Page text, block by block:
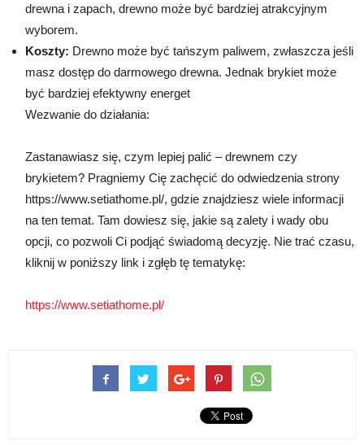
drewna i zapach, drewno może być bardziej atrakcyjnym
wyborem.
Koszty: Drewno może być tańszym paliwem, zwłaszcza jeśli
masz dostęp do darmowego drewna. Jednak brykiet może
być bardziej efektywny energet
Wezwanie do działania:
Zastanawiasz się, czym lepiej palić – drewnem czy
brykietem? Pragniemy Cię zachęcić do odwiedzenia strony
https://www.setiathome.pl/, gdzie znajdziesz wiele informacji
na ten temat. Tam dowiesz się, jakie są zalety i wady obu
opcji, co pozwoli Ci podjąć świadomą decyzję. Nie trać czasu,
kliknij w poniższy link i zgłęb tę tematykę:
https://www.setiathome.pl/